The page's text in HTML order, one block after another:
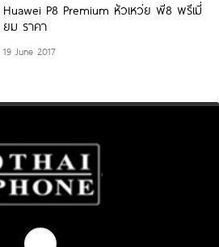
Huawei P8 Premium หัวเหว่ย พี8 พรีเมี่
ยม ราคา
19 June 2017